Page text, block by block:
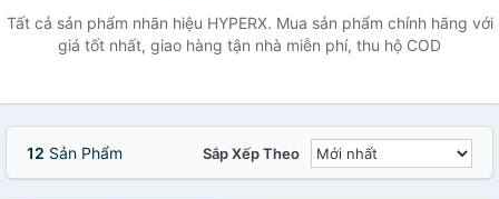
Tất cả sản phẩm nhãn hiệu HYPERX. Mua sản phẩm chính hãng với
giá tốt nhất, giao hàng tận nhà miễn phí, thu hộ COD
12 Sản Phẩm Sắp Xếp Theo